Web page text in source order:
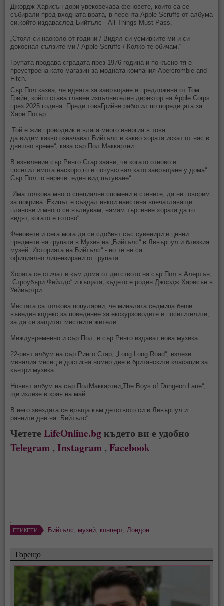
Джордж Харисън дори увековечава феновете, които са се
събирали пред входната врата, в песента Apple Scruffs от албума
си,който издаваслед Бийтълс - All Things Must Pass.
„Стоял си наоколо от години / Видял си усмивките ми и си
докоснал сълзите ми / Apple Scruffs / Колко те обичам.“
Групата продава сградата през 1976 година и по-късно тя е
преустроена като магазин за модната компания Abercrombie and
Fitch.
Сър Пол казва, че идеята за завръщане е предложена от Том
Грийн, който става главен изпълнителен директор на Apple Corps
през 2025 година. Преди товаГрийне работил по поредицата за
Хари Потър.
„Той е жив проводник и влага много енергия в това
да видим какво означават Бийтълс и какво хората искат от нас в
днешно време“, каза сър Пол Маккартни.
В изявление сър Ринго Стар заяви, че когато отново е
посетил имота наскоро,го е почувствал„като завръщане у дома“.
Сър Пол го нарече „един вид пътуване“:
„Има толкова много специални спомени в стените, да не говорим
за покрива. Екипът е създал някои наистина впечатляващи
планове и много се вълнувам, нямам търпение хората да го
видят, когато е готово“.
Феновете и сега мога да се сдобият със сувенири и ценни
предмети на групата в Музея на „Бийтълс“ в Ливърпул и близкия
музей „Историята на Бийтълс“ - но те не са
официално лицензирани от групата.
Хората се стичат и към дома от детството на сър Пол в Алертън,
„Строубъри Фийлдс“ и къщата, където е роден Джордж Харисън в
Уейвъртри.
Местата са толкова популярни, че миналата седмица беше
въведен кодекс за поведение за екскурзоводите и посетителите,
за да се защитят местните жители.
Междувременно и сър Пол, и сър Ринго издават нова музика.
22-рият албум на сър Ринго Стар, „Long Long Road“, излезе
миналия месец и достигна номер две в британските класации за
кънтри музика.
Новият албум на сър ПолМаккартни„The Boys of Dungeon Lane“,
ще излезе в края на май.
В него звездата се връща към детството си в Ливърпул и
ранните дни на „Бийтълс“.
ЧететеLifeOnline.bgкъдето ви е удобно
Telegram ,Instagram ,Facebook
ЕТИКЕТИ Бийтълс, музей, концерт,Лондон
Горещо